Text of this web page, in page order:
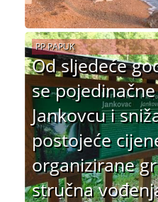
Od sljedeće
se
Jankovcu i
postojeće
organizirane
stručna
PP PAPUK